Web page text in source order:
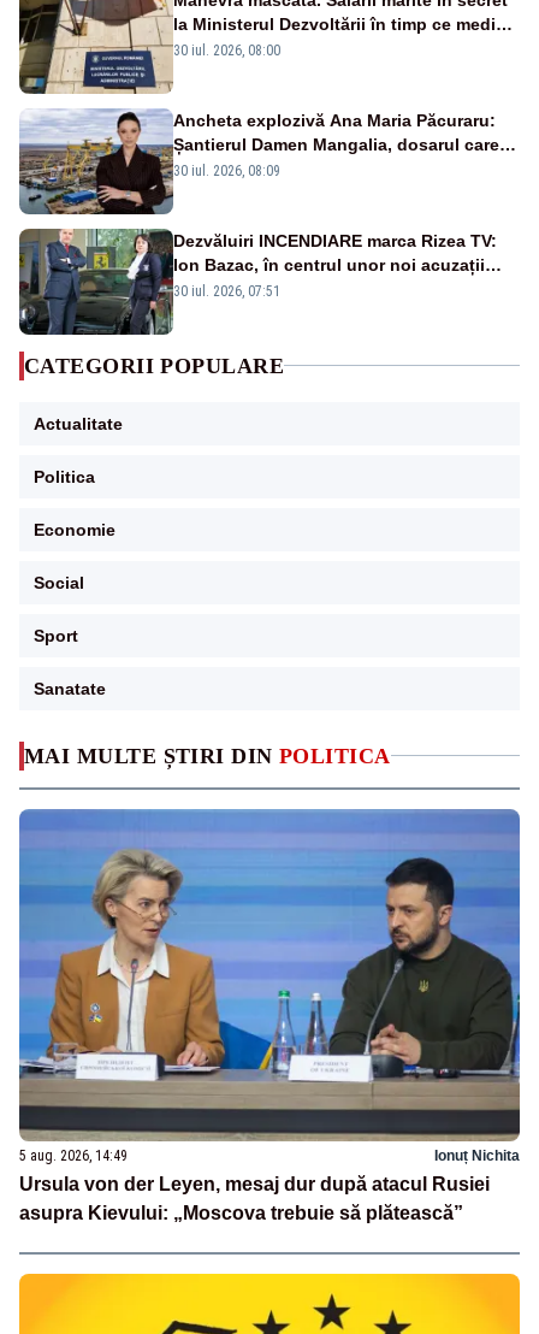
MAI MULTE ȘTIRI DIN POLITICA
5 aug. 2026, 14:49 Ionuț Nichita
Ursula von der Leyen, mesaj dur după atacul Rusiei
asupra Kievului: „Moscova trebuie să plătească”
la Ministerul Dezvoltării în timp ce medicii
ies în stradă
30 iul. 2026, 08:00
Ancheta explozivă Ana Maria Păcuraru:
Șantierul Damen Mangalia, dosarul care
scufundă apărarea României
30 iul. 2026, 08:09
Dezvăluiri INCENDIARE marca Rizea TV:
Ion Bazac, în centrul unor noi acuzații
publice
30 iul. 2026, 07:51
CATEGORII POPULARE
Actualitate
Politica
Economie
Social
Sport
Sanatate